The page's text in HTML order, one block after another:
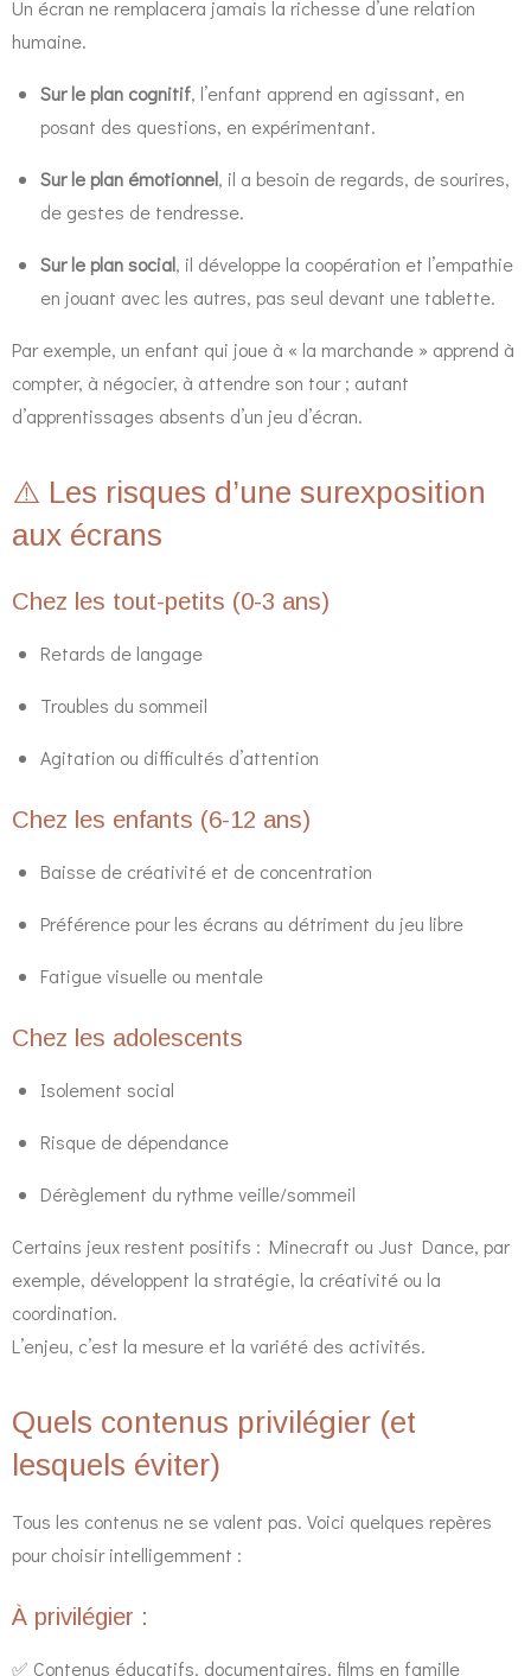
Un écran ne remplacera jamais la richesse d’une relation
humaine.
Sur le plan cognitif, l’enfant apprend en agissant, en
posant des questions, en expérimentant.
Sur le plan émotionnel, il a besoin de regards, de sourires,
de gestes de tendresse.
Sur le plan social, il développe la coopération et l’empathie
en jouant avec les autres, pas seul devant une tablette.
Par exemple, un enfant qui joue à « la marchande » apprend à
compter, à négocier, à attendre son tour ; autant
d’apprentissages absents d’un jeu d’écran.
⚠️ Les risques d’une surexposition
aux écrans
Chez les tout-petits (0-3 ans)
Retards de langage
Troubles du sommeil
Agitation ou difficultés d’attention
Chez les enfants (6-12 ans)
Baisse de créativité et de concentration
Préférence pour les écrans au détriment du jeu libre
Fatigue visuelle ou mentale
Chez les adolescents
Isolement social
Risque de dépendance
Dérèglement du rythme veille/sommeil
Certains jeux restent positifs : Minecraft ou Just Dance, par
exemple, développent la stratégie, la créativité ou la
coordination.
L’enjeu, c’est la mesure et la variété des activités.
Quels contenus privilégier (et
lesquels éviter)
Tous les contenus ne se valent pas. Voici quelques repères
pour choisir intelligemment :
À privilégier :
✅ Contenus éducatifs, documentaires, films en famille